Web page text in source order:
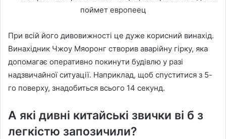
При всій його дивовижності це дуже корисний винахід.
Винахідник Чжоу Мяоронг створив аварійну гірку, яка
допомагає оперативно покинути будівлю у разі
надзвичайної ситуації. Наприклад, щоб спуститися з 5-
го поверху, знадобиться всього 14 секунд.
А які дивні китайські звички ві б з
легкістю запозичили?